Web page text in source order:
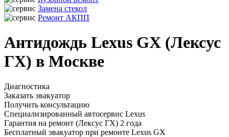
Замена стекол
Ремонт АКПП
Антидождь Lexus GX (Лексус
ГХ) в Москве
Диагностика
Заказать эвакуатор
Получить консультацию
Специализированный автосервис Lexus
Гарантия на ремонт (Лексус ГХ) 2 года
Бесплатный эвакуатор при ремонте Lexus GX